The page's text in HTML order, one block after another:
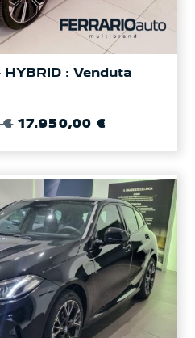
HYBRID : Venduta
€ 17.950,00 €